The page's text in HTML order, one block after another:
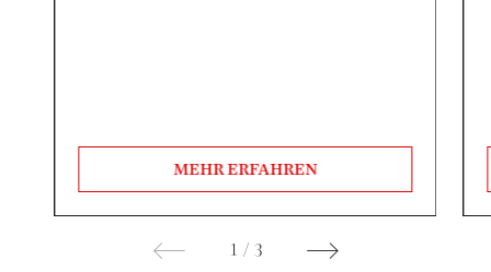
MEHR ERFAHREN
1 / 3